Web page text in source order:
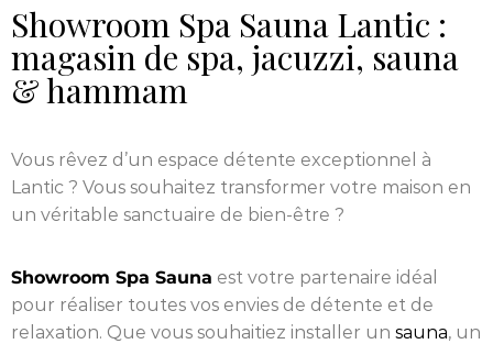
Showroom Spa Sauna Lantic :
magasin de spa, jacuzzi, sauna
& hammam
Vous rêvez d’un espace détente exceptionnel à
Lantic ? Vous souhaitez transformer votre maison en
un véritable sanctuaire de bien-être ?
Showroom Spa Sauna est votre partenaire idéal
pour réaliser toutes vos envies de détente et de
relaxation. Que vous souhaitiez installer un sauna, un